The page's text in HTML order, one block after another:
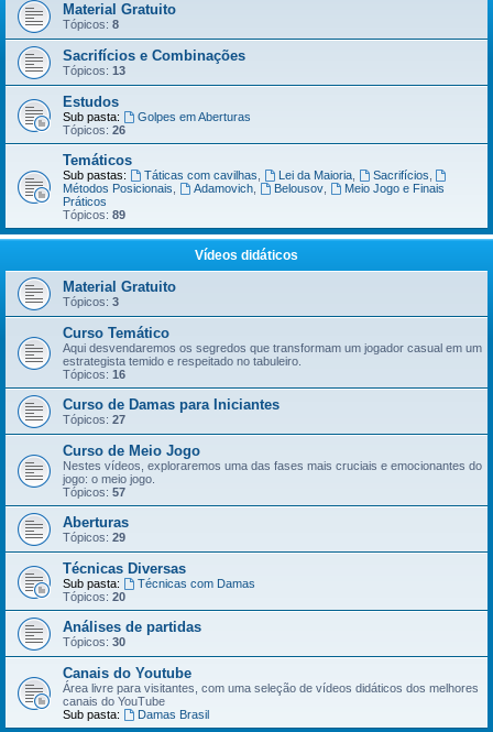
Material Gratuito
Tópicos: 8
Sacrifícios e Combinações
Tópicos: 13
Estudos
Sub pasta:
Golpes em Aberturas
Tópicos: 26
Temáticos
Sub pastas: Táticas com cavilhas Lei da Maioria, Sacrifícios
Métodos Posicionais
Adamovich, Belousov,
Meio Jogo e Finais
Práticos
Tópicos: 89
Vídeos didáticos
Material Gratuito
Tópicos: 3
Curso Temático
Aqui desvendaremos os segredos que transformam um jogador casual em um
estrategista temido e respeitado no tabuleiro.
Tópicos: 16
Curso de Damas para Iniciantes
Tópicos: 27
Curso de Meio Jogo
Nestes vídeos, exploraremos uma das fases mais cruciais e emocionantes do
jogo: o meio jogo.
Tópicos: 57
Aberturas
Tópicos: 29
Técnicas Diversas
Sub pasta:
Técnicas com Damas
Tópicos: 20
Análises de partidas
Tópicos: 30
Canais do Youtube
Área livre para visitantes, com uma seleção de vídeos didáticos dos melhores
canais do YouTube
Sub pasta:
Damas Brasil